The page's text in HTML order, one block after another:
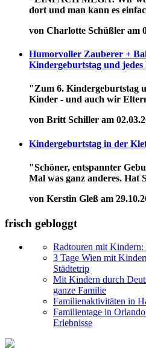
dort und man kann es
von Charlotte Schüßler am
Humorvoller Zauberer +
Kindergeburtstag und jedes
"Zum 6. Kindergeburtstag
Kinder - und auch wir
von Britt Schiller am
Kindergeburtstag in der
"Schöner, entspannter
Mal was ganz anderes. Hat
von Kerstin Gleß am
frisch gebloggt
Radtouren mit Kindern:
3 Tage Wien mit
Städtetrip
Mit Kindern durch
ganze Familie
Familienaktivitäten in
Familientage in
Erlebnisse